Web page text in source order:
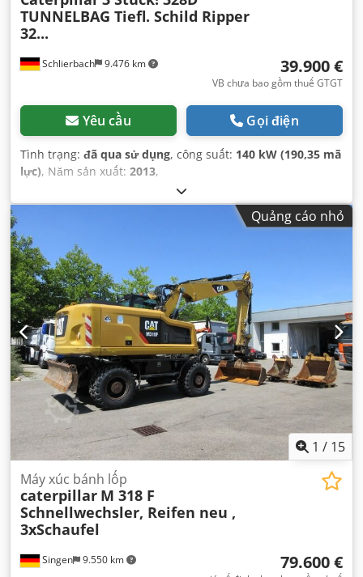
Schlierbach 9.476 km
TUNNELBAG Tiefl. Schild Ripper
32...
39.900 €
VB chưa bao gồm thuế GTGT
Yêu cầu Gọi điện
Tình trạng: đã qua sử dụng, công suất: 140 kW (190,35 mã
lực), Năm sản xuất: 2013,
Quảng cáo nhỏ
1 / 15
Singen 9.550 km
Máy xúc bánh lốp
caterpillar M 318 F
Schnellwechsler, Reifen neu ,
3xSchaufel
79.600 €